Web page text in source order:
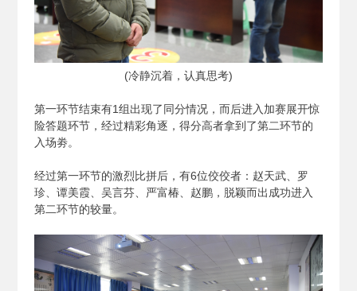
(冷静沉着，认真思考)
第一环节结束有1组出现了同分情况，而后进入加赛展开惊
险答题环节，经过精彩角逐，得分高者拿到了第二环节的
入场劵。
经过第一环节的激烈比拼后，有6位佼佼者：赵天武、罗
珍、谭美霞、吴言芬、严富椿、赵鹏，脱颖而出成功进入
第二环节的较量。